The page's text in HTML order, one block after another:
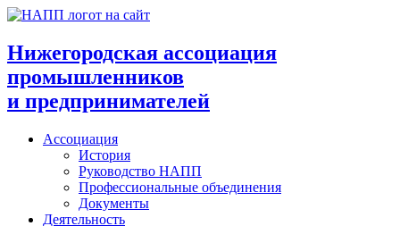
Перейти
содержимому
Нижегородская ассоциация
промышленников
и предпринимателей
Ассоциация
История
Руководство НАПП
Профессиональные объединения
Документы
Деятельность